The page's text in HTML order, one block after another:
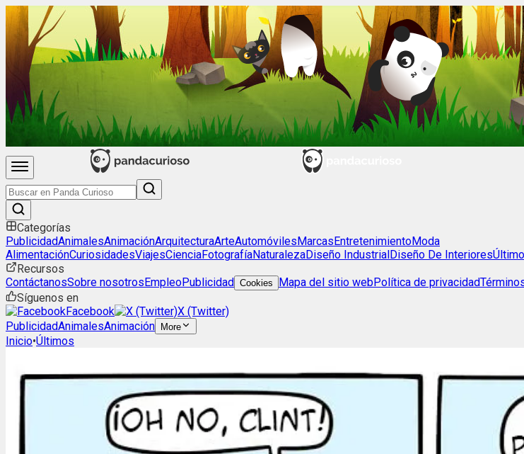
Categorías
PublicidadAnimalesAnimaciónArquitecturaArteAutomóvilesMarcasEntretenimientoModa
AlimentaciónCuriosidadesViajesCienciaFotografíaNaturalezaDiseño IndustrialDiseño De Interiores
Recursos
ContáctanosSobre nosotrosEmpleoPublicidad Cookies Mapa del sitio webPolítica de privacidad
Síguenos en
Facebook
X (Twitter)
PublicidadAnimalesAnimación More
Inicio•Últimos